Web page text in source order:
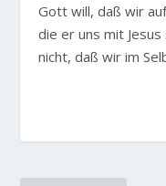
Gott will, daß wir
die er uns mit
nicht, daß wir im